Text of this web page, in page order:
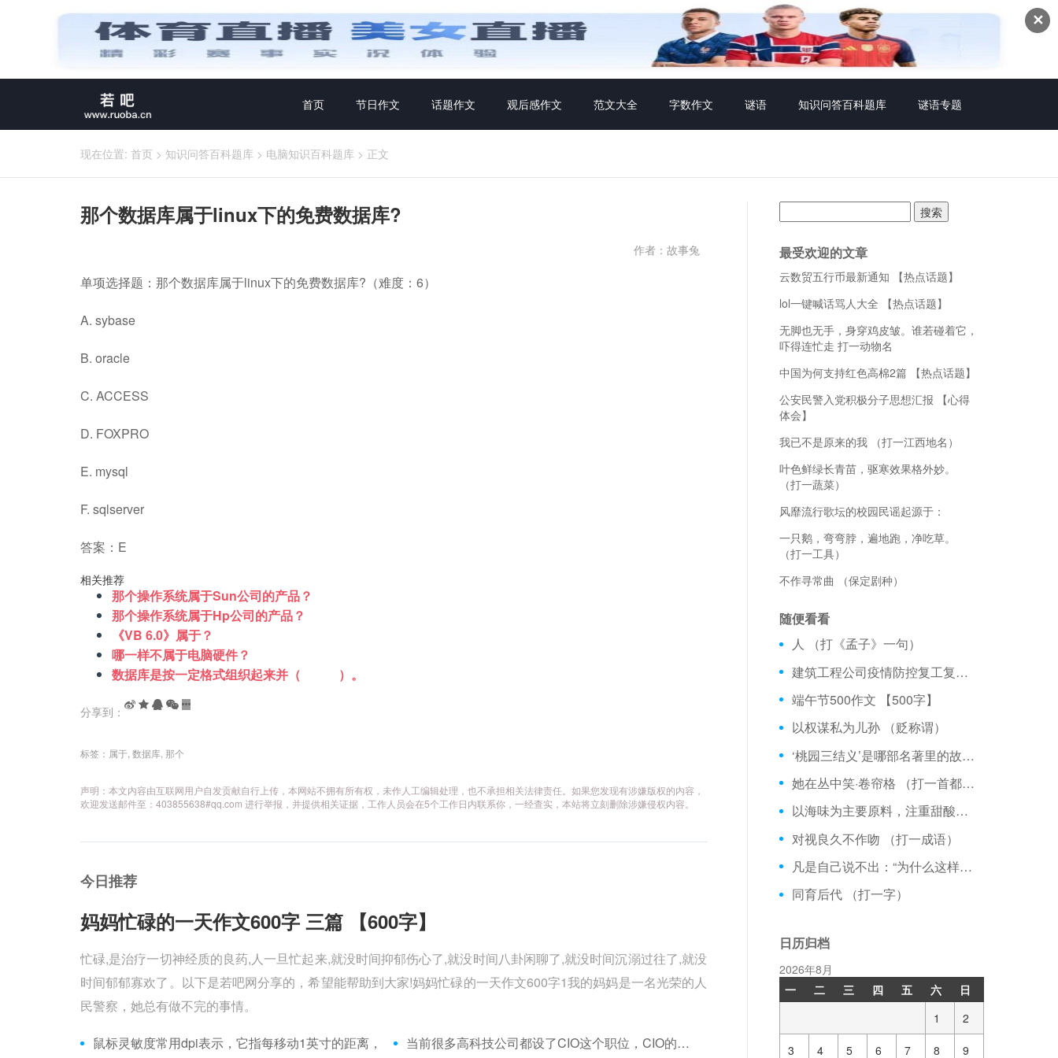
✕
首页 节日作文 话题作文 观后感作文 范文大全 字数作文 谜语 知识问答百科题库 谜语专题
现在位置: 首页 > 知识问答百科题库 > 电脑知识百科题库 > 正文
那个数据库属于linux下的免费数据库?
作者：故事兔
单项选择题：那个数据库属于linux下的免费数据库?（难度：6）
A. sybase
B. oracle
C. ACCESS
D. FOXPRO
E. mysql
F. sqlserver
答案：E
相关推荐
那个操作系统属于Sun公司的产品？
那个操作系统属于Hp公司的产品？
《VB 6.0》属于？
哪一样不属于电脑硬件？
数据库是按一定格式组织起来并（ ）。
分享到：
标签： 属于 数据库 那个
声明：本文内容由互联网用户自发贡献自行上传，本网站不拥有所有权，未作人工编辑处理，也不承担相关法律责任。如果您发现有涉嫌版权的内容，
欢迎发送邮件至：403855638#qq.com 进行举报，并提供相关证据，工作人员会在5个工作日内联系你，一经查实，本站将立刻删除涉嫌侵权内容。
今日推荐
妈妈忙碌的一天作文600字 三篇 【600字】
忙碌,是治疗一切神经质的良药,人一旦忙起来,就没时间抑郁伤心了,就没时间八卦闲聊了,就没时间沉溺过往了,就没
时间郁郁寡欢了。以下是若吧网分享的，希望能帮助到大家!妈妈忙碌的一天作文600字1我的妈妈是一名光荣的人
民警察，她总有做不完的事情。
鼠标灵敏度常用dpi表示，它指每移动1英寸的距离， 当前很多高科技公司都设了CIO这个职位，CIO的意思是：
索：
最受欢迎的文章
云数贸五行币最新通知 【热点话题】
lol一键喊话骂人大全 【热点话题】
无脚也无手，身穿鸡皮皱。谁若碰着它，
吓得连忙走 打一动物名
中国为何支持红色高棉2篇 【热点话题】
公安民警入党积极分子思想汇报 【心得
体会】
我已不是原来的我 （打一江西地名）
叶色鲜绿长青苗，驱寒效果格外妙。
（打一蔬菜）
风靡流行歌坛的校园民谣起源于：
一只鹅，弯弯脖，遍地跑，净吃草。
（打一工具）
不作寻常曲 （保定剧种）
随便看看
人 （打《孟子》一句）
建筑工程公司疫情防控复工复产工作方案3篇 【党团范文】
端午节500作文 【500字】
以权谋私为儿孙 （贬称谓）
‘桃园三结义’是哪部名著里的故事？
她在丛中笑·卷帘格 （打一首都名）
以海味为主要原料，注重甜酸咸香、色美味鲜长的菜系是
对视良久不作吻 （打一成语）
凡是自己说不出：“为什么这样做”的事，都是没有意义的生活。这句话是谁说的
同育后代 （打一字）
日历归档
2026年8月
一
二 三 四 五 六
日
1
2
3 4 5 6 7 8 9